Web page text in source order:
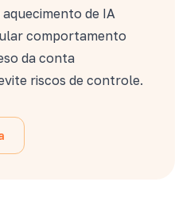
de IA
comportamento
da conta
riscos de controle.